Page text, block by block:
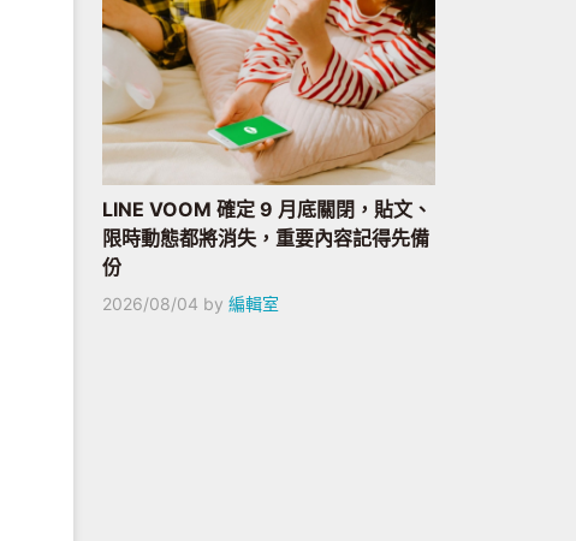
LINE VOOM 確定 9 月底關閉，貼文、
限時動態都將消失，重要內容記得先備
份
2026/08/04 by 編輯室